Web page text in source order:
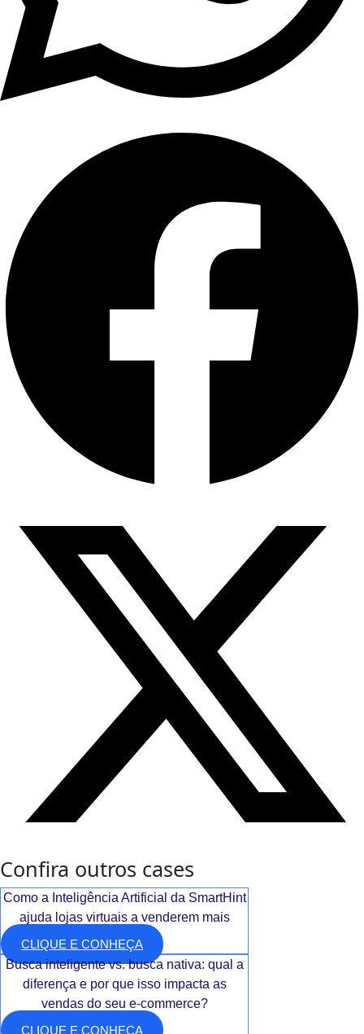
Confira outros cases
Como a Inteligência Artificial da SmartHint
ajuda lojas virtuais a venderem mais
CLIQUE E CONHEÇA
Busca inteligente vs. busca nativa: qual a
diferença e por que isso impacta as
vendas do seu e-commerce?
CLIQUE E CONHEÇA